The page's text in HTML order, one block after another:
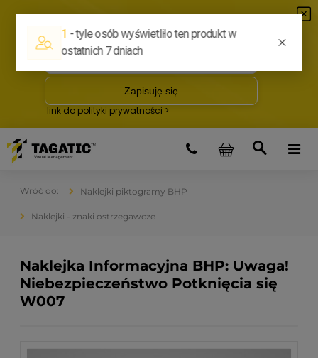
Naklejki piktogramy BHP
Naklejki - znaki ostrzegawcze
Naklejka Informacyjna BHP: Uwaga!
Niebezpieczeństwo Potknięcia się
W007